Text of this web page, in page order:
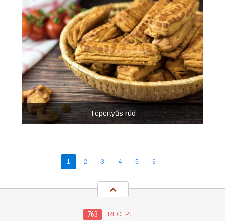
Töpörtyűs rúd
1 2 3 4 5 6
763 RECEPT